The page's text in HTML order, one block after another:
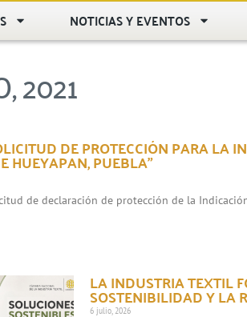
NOTICIAS Y EVENTOS
2021
DE PROTECCIÓN PARA LA
HUEYAPAN, PUEBLA”
de declaración de protección de la
LA INDUSTRIA TEXTIL
SOSTENIBILIDAD Y LA
6 julio, 2026